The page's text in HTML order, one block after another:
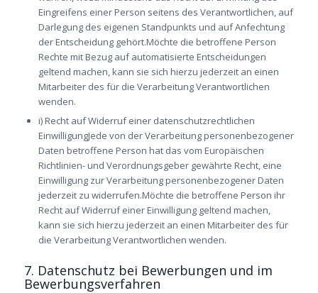
Eingreifens einer Person seitens des Verantwortlichen, auf
Darlegung des eigenen Standpunkts und auf Anfechtung
der Entscheidung gehört.Möchte die betroffene Person
Rechte mit Bezug auf automatisierte Entscheidungen
geltend machen, kann sie sich hierzu jederzeit an einen
Mitarbeiter des für die Verarbeitung Verantwortlichen
wenden.
i) Recht auf Widerruf einer datenschutzrechtlichen
EinwilligungJede von der Verarbeitung personenbezogener
Daten betroffene Person hat das vom Europäischen
Richtlinien- und Verordnungsgeber gewährte Recht, eine
Einwilligung zur Verarbeitung personenbezogener Daten
jederzeit zu widerrufen.Möchte die betroffene Person ihr
Recht auf Widerruf einer Einwilligung geltend machen,
kann sie sich hierzu jederzeit an einen Mitarbeiter des für
die Verarbeitung Verantwortlichen wenden.
7. Datenschutz bei Bewerbungen und im
Bewerbungsverfahren